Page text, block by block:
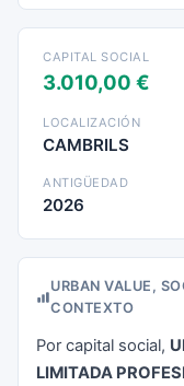
CAPITAL SOCIAL
3.010,00 €
LOCALIZACIÓN
CAMBRILS
ANTIGÜEDAD
2026
URBAN VALUE,
CONTEXTO
Por capital social,
LIMITADA